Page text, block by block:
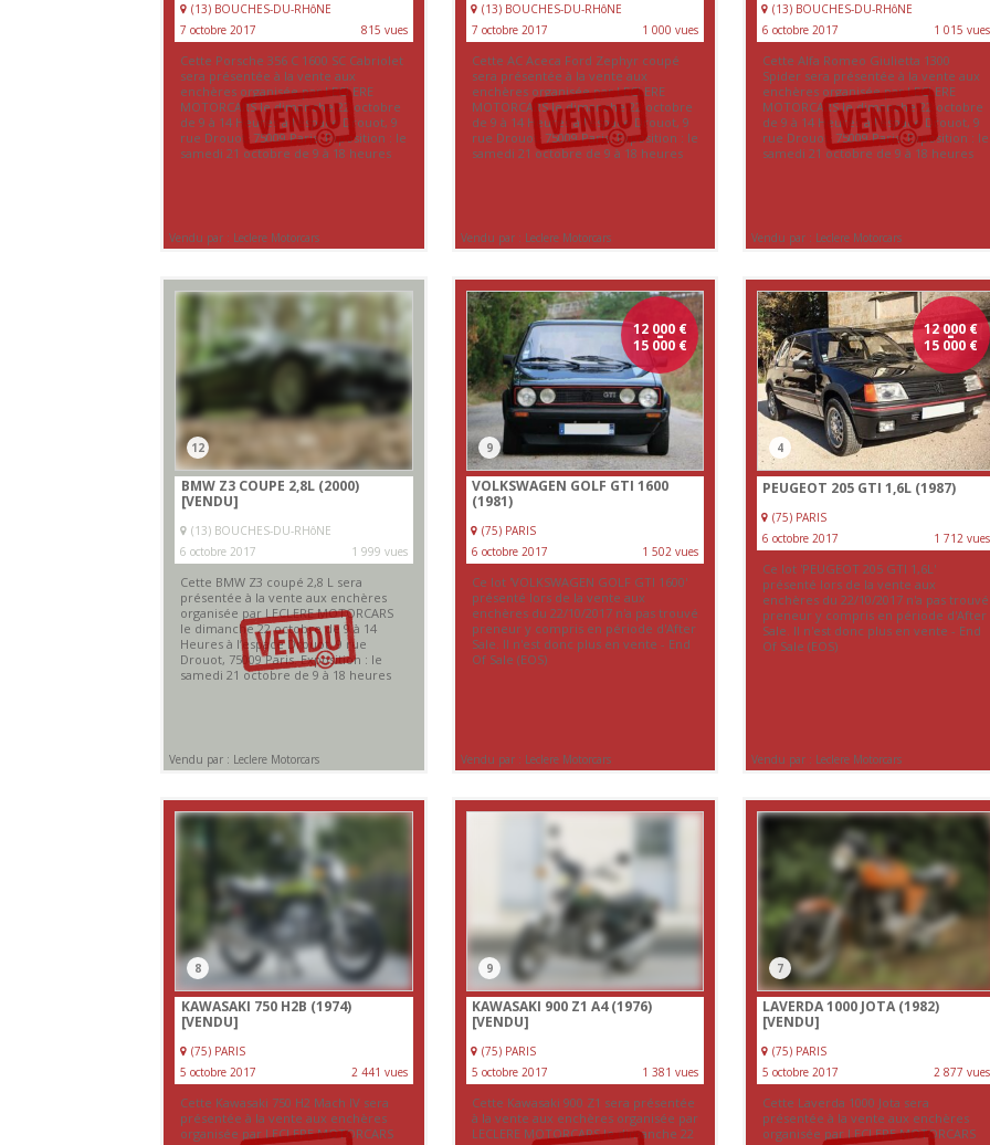
(13) BOUCHES-DU-RHôNE
7 octobre 2017
815 vues
Cette Porsche 356 C 1600 SC Cabriolet
sera présentée à la vente aux
enchères organisée par LECLERE
MOTORCARS le dimanche 22 octobre
de 9 à 14 Heures à l’espace Drouot, 9
rue Drouot, 75009 Paris. Exposition : le
samedi 21 octobre de 9 à 18 heures
Vendu par : Leclere Motorcars
(13) BOUCHES-DU-RHôNE
7 octobre 2017
1 000 vues
Cette AC Aceca Ford Zephyr coupé
sera présentée à la vente aux
enchères organisée par LECLERE
MOTORCARS le dimanche 22 octobre
de 9 à 14 Heures à l’espace Drouot, 9
rue Drouot, 75009 Paris. Exposition : le
samedi 21 octobre de 9 à 18 heures
Vendu par : Leclere Motorcars
(13) BOUCHES-DU-RHôNE
6 octobre 2017
1 015 vues
Cette Alfa Romeo Giulietta 1300
Spider sera présentée à la vente aux
enchères organisée par LECLERE
MOTORCARS le dimanche 22 octobre
de 9 à 14 Heures à l’espace Drouot, 9
rue Drouot, 75009 Paris. Exposition : le
samedi 21 octobre de 9 à 18 heures
Vendu par : Leclere Motorcars
12
BMW Z3 COUPE 2,8L (2000)
[VENDU]
(13) BOUCHES-DU-RHôNE
6 octobre 2017
1 999 vues
Cette BMW Z3 coupé 2,8 L sera
présentée à la vente aux enchères
organisée par LECLERE MOTORCARS
le dimanche 22 octobre de 9 à 14
Heures à l’espace Drouot, 9 rue
Drouot, 75009 Paris. Exposition : le
samedi 21 octobre de 9 à 18 heures
Vendu par : Leclere Motorcars
12 000€
-
15 000€
9
VOLKSWAGEN GOLF GTI 1600
(1981)
(75) PARIS
6 octobre 2017
1 502 vues
Ce lot 'VOLKSWAGEN GOLF GTI 1600'
présenté lors de la vente aux
enchères du 22/10/2017 n'a pas trouvé
preneur y compris en période d'After
Sale. Il n'est donc plus en vente - End
Of Sale (EOS)
Vendu par : Leclere Motorcars
12 000 €
-
15 000 €
4
PEUGEOT 205 GTI 1,6L (1987)
(75) PARIS
6 octobre 2017
1 712 vues
Ce lot 'PEUGEOT 205 GTI 1,6L'
présenté lors de la vente aux
enchères du 22/10/2017 n'a pas trouvé
preneur y compris en période d'After
Sale. Il n'est donc plus en vente - End
Of Sale (EOS)
Vendu par : Leclere Motorcars
8
KAWASAKI 750 H2B (1974)
[VENDU]
(75) PARIS
5 octobre 2017
2 441 vues
Cette Kawasaki 750 H2 Mach IV sera
présentée à la vente aux enchères
organisée par LECLERE MOTORCARS
9
KAWASAKI 900 Z1 A4 (1976)
[VENDU]
(75) PARIS
5 octobre 2017
1 381 vues
Cette Kawasaki 900 Z1 sera présentée
à la vente aux enchères organisée par
LECLERE MOTORCARS le dimanche 22
7
LAVERDA 1000 JOTA (1982)
[VENDU]
(75) PARIS
5 octobre 2017
2 877 vues
Cette Laverda 1000 Jota sera
présentée à la vente aux enchères
organisée par LECLERE MOTORCARS